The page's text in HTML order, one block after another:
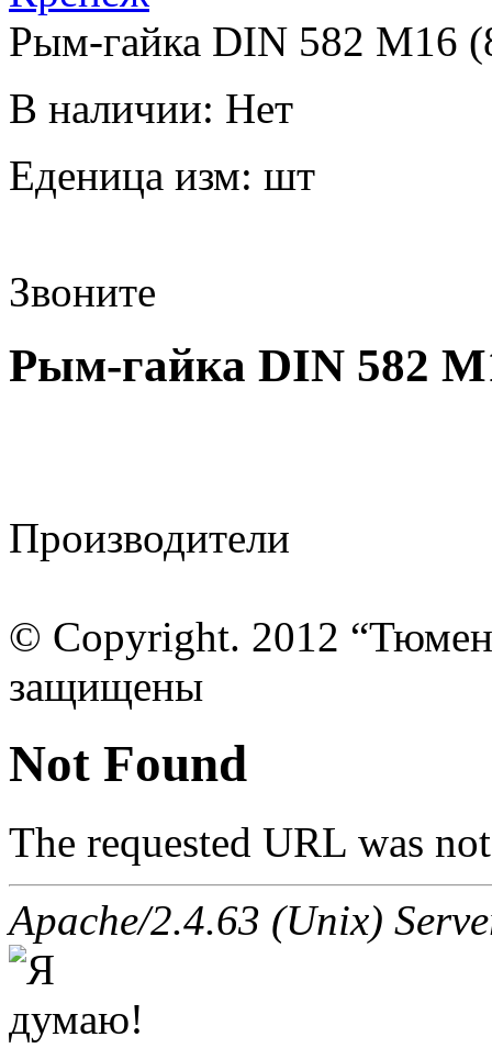
Рым-гайка DIN 582 М16
В наличии: Нет
Еденица изм: шт
Звоните
Рым-гайка DIN 582
Производители
© Copyright. 2012
защищены
Not Found
The requested URL was
Apache/2.4.63 (Unix)